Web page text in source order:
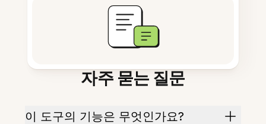
자주 묻는 질문
이 도구의 기능은 무엇인가요?